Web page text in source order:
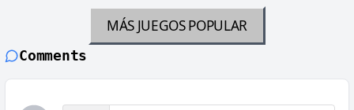
MÁS JUEGOSPOPULAR
Comments